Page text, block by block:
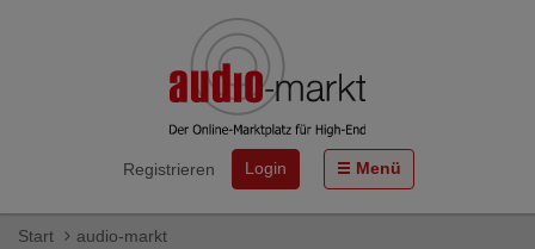
Registrieren Login Menü
Start
audio-markt